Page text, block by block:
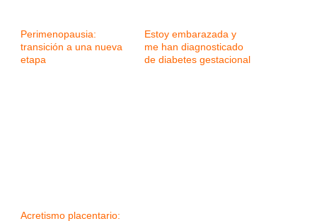
Perimenopausia:
transición a una nueva
etapa
Estoy embarazada y
me han diagnosticado
de diabetes gestacional
Acretismo placentario: